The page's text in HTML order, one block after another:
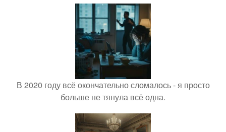
В 2020 году всё окончательно сломалось - я просто
больше не тянула всё одна.